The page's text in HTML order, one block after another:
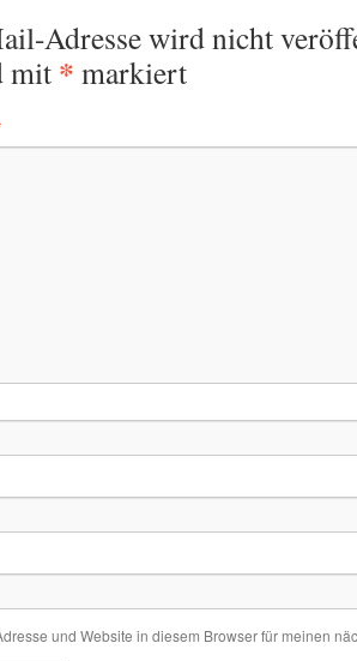
Adresse wird nicht
mit * markiert
und Website in diesem Browser für meinen